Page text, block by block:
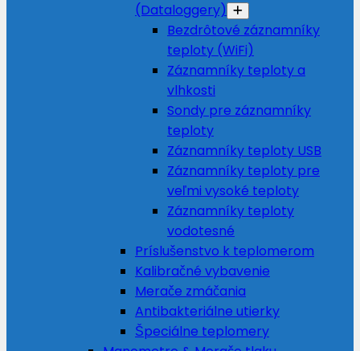
(Dataloggery)
Bezdrôtové záznamníky
teploty (WiFi)
Záznamníky teploty a
vlhkosti
Sondy pre záznamníky
teploty
Záznamníky teploty USB
Záznamníky teploty pre
veľmi vysoké teploty
Záznamníky teploty
vodotesné
Príslušenstvo k teplomerom
Kalibračné vybavenie
Merače zmáčania
Antibakteriálne utierky
Špeciálne teplomery